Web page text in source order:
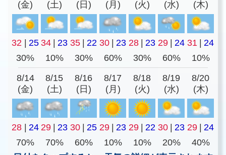
(金)
(土)
(日)
(月)
(火)
(水)
(木)
32 | 25 34 | 23 35 | 22 30 | 23 28 | 23 29 | 24 31 | 24
30%
10% 30% 60% 30% 60% 10%
8/14
(金)
8/15
(土)
8/16
(日)
8/17
(月)
8/18
(火)
8/19
(水)
8/20
(木)
28 | 24 29 | 23 30 | 25 29 | 23 29 | 22 30 | 23 29 | 24
70%
70% 60% 10% 10% 20%
40%